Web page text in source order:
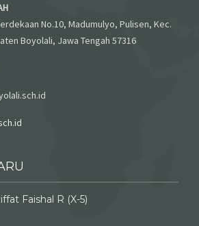
No.10, Madumulyo, Pulisen, Kec.
Boyolali, Jawa Tengah 57316
Faishal R (X-5)